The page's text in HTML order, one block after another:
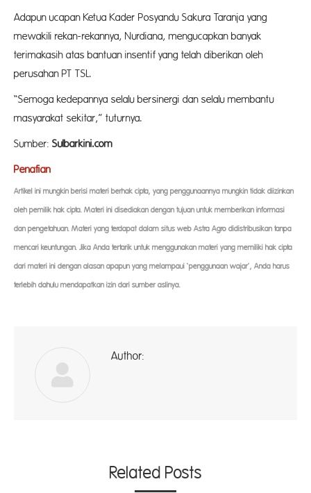
Adapun ucapan Ketua Kader Posyandu Sakura Taranja yang
mewakili rekan-rekannya, Nurdiana, mengucapkan banyak
terimakasih atas bantuan insentif yang telah diberikan oleh
perusahan PT TSL.
“Semoga kedepannya selalu bersinergi dan selalu membantu
masyarakat sekitar,” tuturnya.
Sumber: Sulbarkini.com
Penafian
Artikel ini mungkin berisi materi berhak cipta, yang penggunaannya mungkin tidak diizinkan
oleh pemilik hak cipta. Materi ini disediakan dengan tujuan untuk memberikan informasi
dan pengetahuan. Materi yang terdapat dalam situs web Astra Agro didistribusikan tanpa
mencari keuntungan. Jika Anda tertarik untuk menggunakan materi yang memiliki hak cipta
dari materi ini dengan alasan apapun yang melampaui ‘penggunaan wajar’, Anda harus
terlebih dahulu mendapatkan izin dari sumber aslinya.
Author:
Related Posts